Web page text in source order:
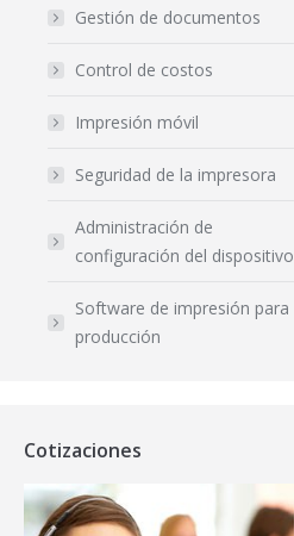
Gestión de documentos
Control de costos
Impresión móvil
Seguridad de la impresora
Administración de
configuración del dispositivo
Software de impresión para
producción
Cotizaciones